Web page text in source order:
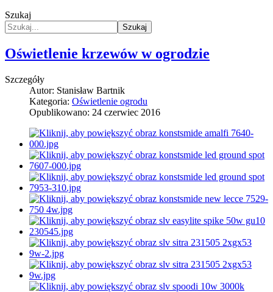
Szukaj
Szukaj
Oświetlenie krzewów w ogrodzie
Szczegóły
Autor: Stanisław Bartnik
Kategoria: Oświetlenie ogrodu
Opublikowano: 24 czerwiec 2016